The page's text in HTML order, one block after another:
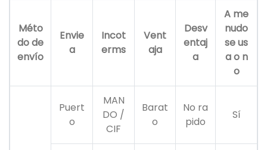
Méto
do de
envío
Envie
a
Incot
erms
Vent
aja
Desv
entaj
a
A me
nudo
se us
a o n
o
Puert
o
MAN
DO /
CIF
Barat
o
No ra
pido
Sí